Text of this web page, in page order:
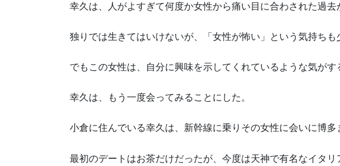
幸久は、人がよすぎて何度か女性から痛い目に合わされた過去
独りでは生きてはいけないが、「女性が怖い」という気持ちも
でもこの女性は、自分に興味を示してくれているような気がす
幸久は、もう一度会ってみることにした。
小倉に住んでいる幸久は、新幹線に乗りその女性に会いに博多
最初のデートはお茶だけだったが、今度は天神で有名なイタリ